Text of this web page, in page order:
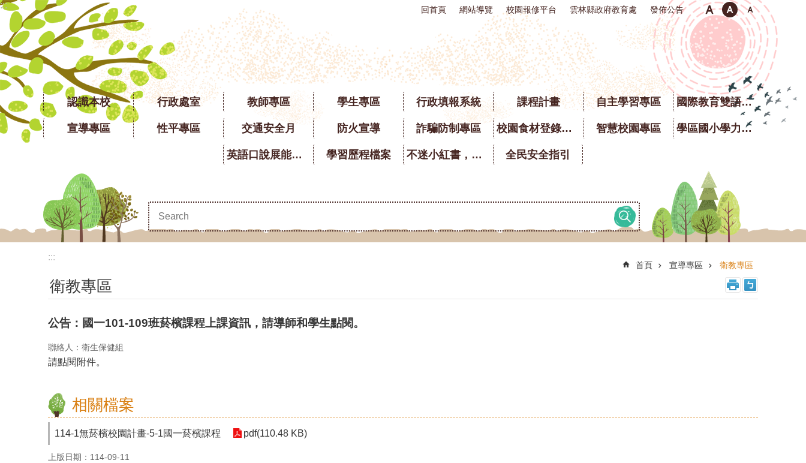
跳到主要內容區塊
::: 回首頁 網站導覽 校園報修平台 雲林縣政府教育處 發佈公告
認識本校 行政處室 教師專區 學生專區 行政填報系統 課程計畫 自主學習專區 國際教育雙語專區
宣導專區 性平專區 交通安全月 防火宣導 詐騙防制專區 校園食材登錄平臺 智慧校園專區 學區國小學力銜接題庫
英語口說展能專區 學習歷程檔案 不迷小紅書，青春不迷途 全民安全指引
:::
首頁 宣導專區 衛教專區
衛教專區
公告：國一101-109班菸檳課程上課資訊，請導師和學生點閱。
聯絡人：衛生保健組
請點閱附件。
相關檔案
114-1無菸檳校園計畫-5-1國一菸檳課程 pdf(110.48 KB)
上版日期：114-09-11